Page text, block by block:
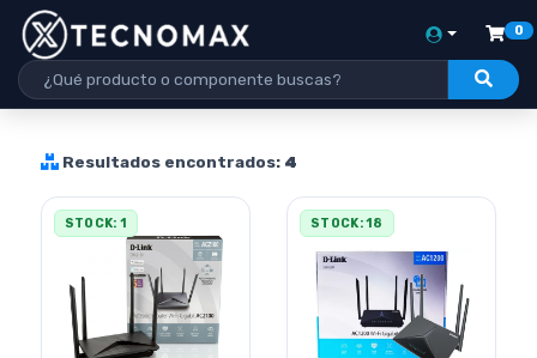
0
Resultados encontrados: 4
STOCK: 1 STOCK: 18